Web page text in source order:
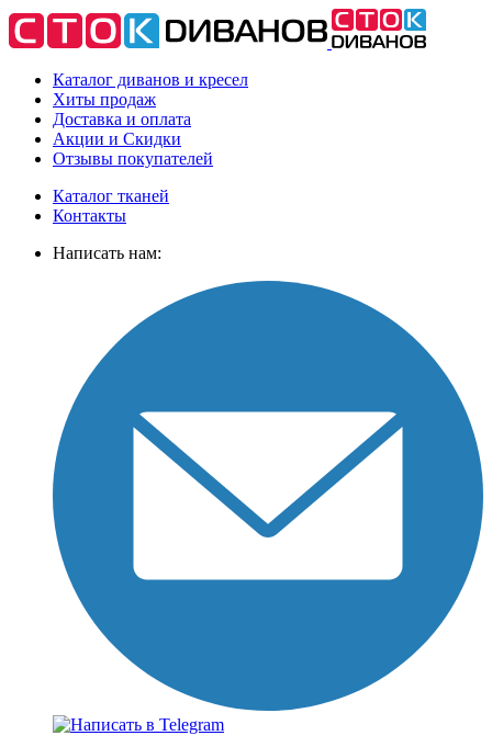
Каталог диванов и кресел
Хиты продаж
Доставка и оплата
Акции и Скидки
Отзывы покупателей
Каталог тканей
Контакты
Написать нам: